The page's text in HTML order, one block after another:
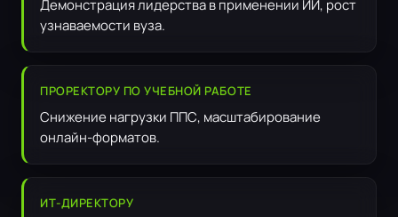
Демонстрация лидерства в применении ИИ, рост
узнаваемости вуза.
ПРОРЕКТОРУ ПО УЧЕБНОЙ РАБОТЕ
Снижение нагрузки ППС, масштабирование
онлайн-форматов.
ИТ-ДИРЕКТОРУ